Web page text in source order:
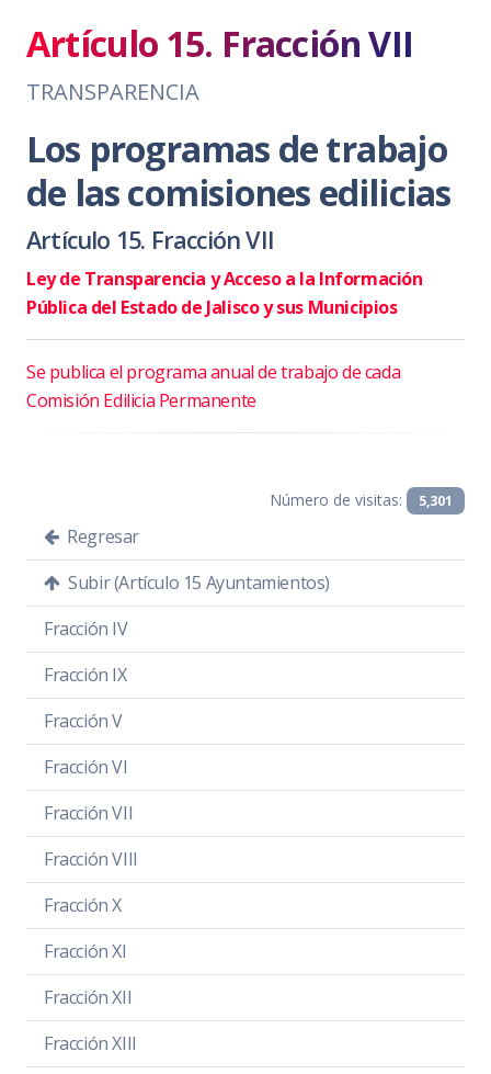
Artículo 15. Fracción VII
TRANSPARENCIA
Los programas de trabajo
de las comisiones edilicias
Artículo 15. Fracción VII
Ley de Transparencia y Acceso a la Información
Pública del Estado de Jalisco y sus Municipios
Se publica el programa anual de trabajo de cada
Comisión Edilicia Permanente
Número de visitas: 5,301
Regresar
Subir (Artículo 15 Ayuntamientos)
Fracción IV
Fracción IX
Fracción V
Fracción VI
Fracción VII
Fracción VIII
Fracción X
Fracción XI
Fracción XII
Fracción XIII